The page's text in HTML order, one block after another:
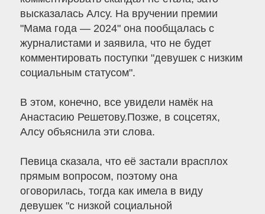
высказалась Алсу. На вручении премии
"Мама года — 2024" она пообщалась с
журналистами и заявила, что не будет
комментировать поступки "девушек с низким
социальным статусом".
В этом, конечно, все увидели намёк на
Анастасию Решетову.Позже, в соцсетях,
Алсу объяснила эти слова.
Певица сказала, что её застали врасплох
прямым вопросом, поэтому она
оговорилась, тогда как имела в виду
девушек "с низкой социальной